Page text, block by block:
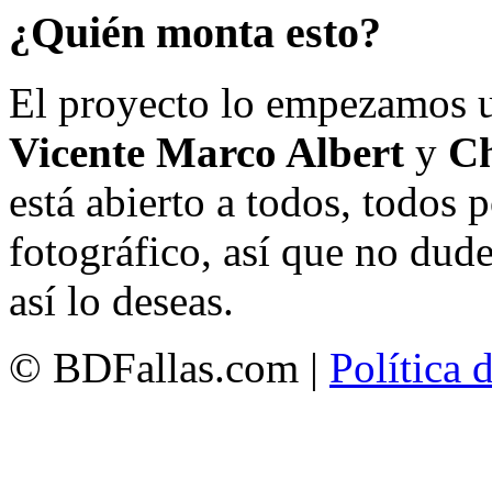
¿Quién monta esto?
El proyecto lo empezamos
Vicente Marco Albert y
está abierto a todos, todos
fotográfico, así que no
así lo deseas.
© BDFallas.com | Política